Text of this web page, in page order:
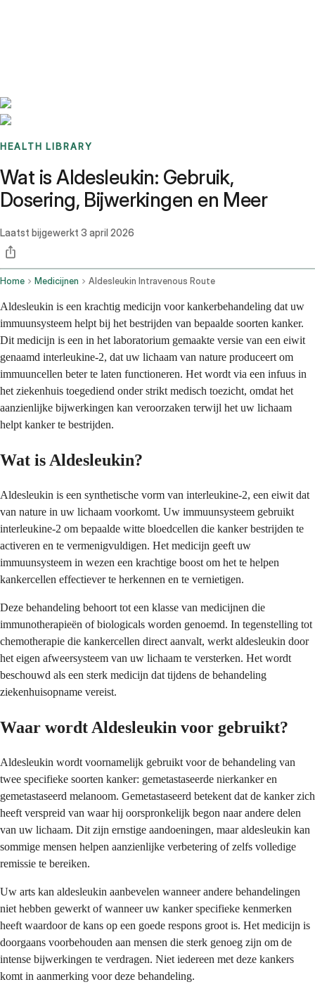
HEALTH LIBRARY
Wat is Aldesleukin: Gebruik,
Dosering, Bijwerkingen en Meer
Laatst bijgewerkt 3 april 2026
Home Medicijnen Aldesleukin Intravenous Route
Aldesleukin is een krachtig medicijn voor kankerbehandeling dat uw
immuunsysteem helpt bij het bestrijden van bepaalde soorten kanker.
Dit medicijn is een in het laboratorium gemaakte versie van een eiwit
genaamd interleukine-2, dat uw lichaam van nature produceert om
immuuncellen beter te laten functioneren. Het wordt via een infuus in
het ziekenhuis toegediend onder strikt medisch toezicht, omdat het
aanzienlijke bijwerkingen kan veroorzaken terwijl het uw lichaam
helpt kanker te bestrijden.
Wat is Aldesleukin?
Aldesleukin is een synthetische vorm van interleukine-2, een eiwit dat
van nature in uw lichaam voorkomt. Uw immuunsysteem gebruikt
interleukine-2 om bepaalde witte bloedcellen die kanker bestrijden te
activeren en te vermenigvuldigen. Het medicijn geeft uw
immuunsysteem in wezen een krachtige boost om het te helpen
kankercellen effectiever te herkennen en te vernietigen.
Deze behandeling behoort tot een klasse van medicijnen die
immunotherapieën of biologicals worden genoemd. In tegenstelling tot
chemotherapie die kankercellen direct aanvalt, werkt aldesleukin door
het eigen afweersysteem van uw lichaam te versterken. Het wordt
beschouwd als een sterk medicijn dat tijdens de behandeling
ziekenhuisopname vereist.
Waar wordt Aldesleukin voor gebruikt?
Aldesleukin wordt voornamelijk gebruikt voor de behandeling van
twee specifieke soorten kanker: gemetastaseerde nierkanker en
gemetastaseerd melanoom. Gemetastaseerd betekent dat de kanker zich
heeft verspreid van waar hij oorspronkelijk begon naar andere delen
van uw lichaam. Dit zijn ernstige aandoeningen, maar aldesleukin kan
sommige mensen helpen aanzienlijke verbetering of zelfs volledige
remissie te bereiken.
Uw arts kan aldesleukin aanbevelen wanneer andere behandelingen
niet hebben gewerkt of wanneer uw kanker specifieke kenmerken
heeft waardoor de kans op een goede respons groot is. Het medicijn is
doorgaans voorbehouden aan mensen die sterk genoeg zijn om de
intense bijwerkingen te verdragen. Niet iedereen met deze kankers
komt in aanmerking voor deze behandeling.